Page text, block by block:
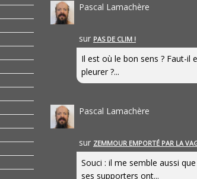
Pascal Lamachère
sur PAS DE CLIM !
Il est où le bon sens ? Faut-il
pleurer ?...
Pascal Lamachère
sur ZEMMOUR EMPORTÉ PAR LA
Souci : il me semble aussi
ses supporters ont...